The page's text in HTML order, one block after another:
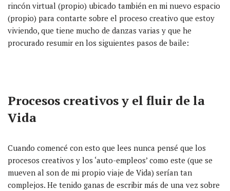
rincón virtual (propio) ubicado también en mi nuevo espacio
(propio) para contarte sobre el proceso creativo que estoy
viviendo, que tiene mucho de danzas varias y que he
procurado resumir en los siguientes pasos de baile:
Procesos creativos y el fluir de la
Vida
Cuando comencé con esto que lees nunca pensé que los
procesos creativos y los ‘auto-empleos’ como este (que se
mueven al son de mi propio viaje de Vida) serían tan
complejos. He tenido ganas de escribir más de una vez sobre